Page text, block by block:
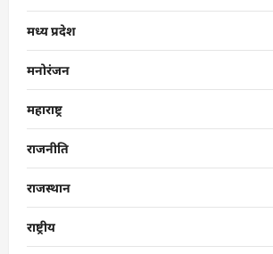
मध्य प्रदेश
मनोरंजन
महाराष्ट्र
राजनीति
राजस्थान
राष्ट्रीय